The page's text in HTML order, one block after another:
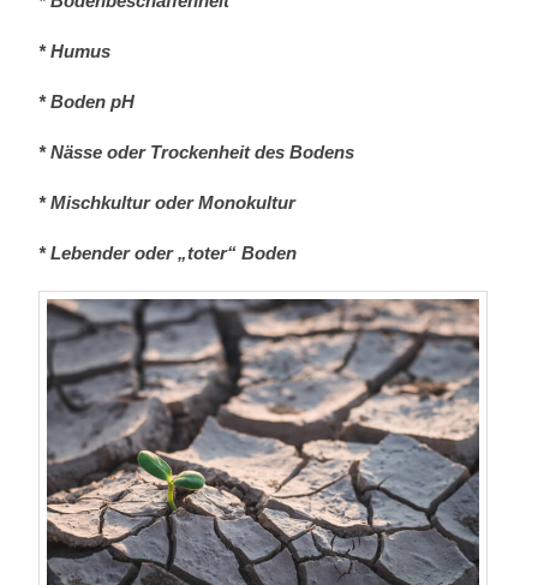
* Humus
* Boden pH
* Nässe oder Trockenheit des Bodens
* Mischkultur oder Monokultur
* Lebender oder „toter“ Boden